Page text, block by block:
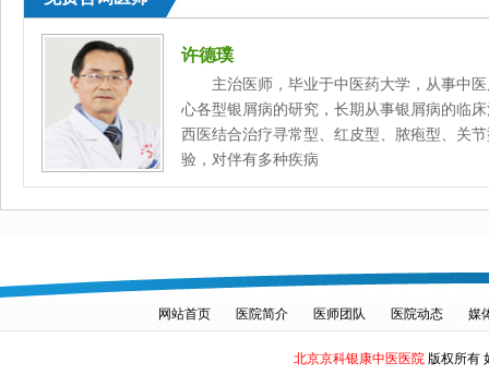
许德璞
主治医师，毕业于中医药大学，从事中
心各型银屑病的研究，长期从事银屑病的临
西医结合治疗寻常型、红皮型、脓疱型、关
验，对伴有多种疾病
网站首页 医院简介 医师团队 医院动态 媒
北京京科银康中医医院 版权所有